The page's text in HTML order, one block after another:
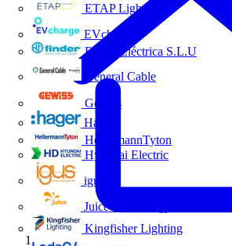
ETAP Lighting
EVcharge
Finder Eléctrica S.L.U
General Cable
Gewiss
Hager
HellermannTyton
Hyundai Electric
igus
Juice Technology
Kingfisher Lighting